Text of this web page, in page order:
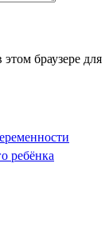
браузере для
ребёнка